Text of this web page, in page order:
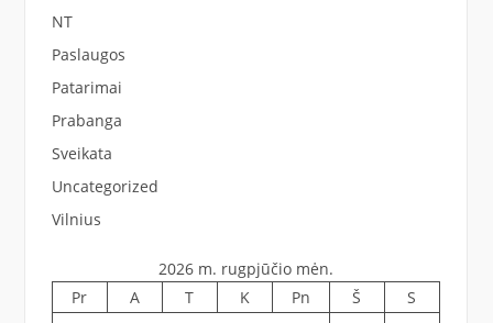
NT
Paslaugos
Patarimai
Prabanga
Sveikata
Uncategorized
Vilnius
2026 m. rugpjūčio mėn.
Pr
A T K Pn Š
S